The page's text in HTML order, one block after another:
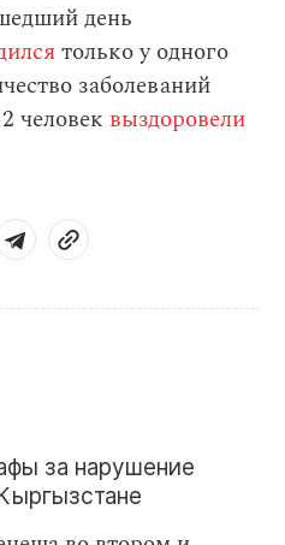
день
только у одного
заболеваний
человек выздоровели
за нарушение